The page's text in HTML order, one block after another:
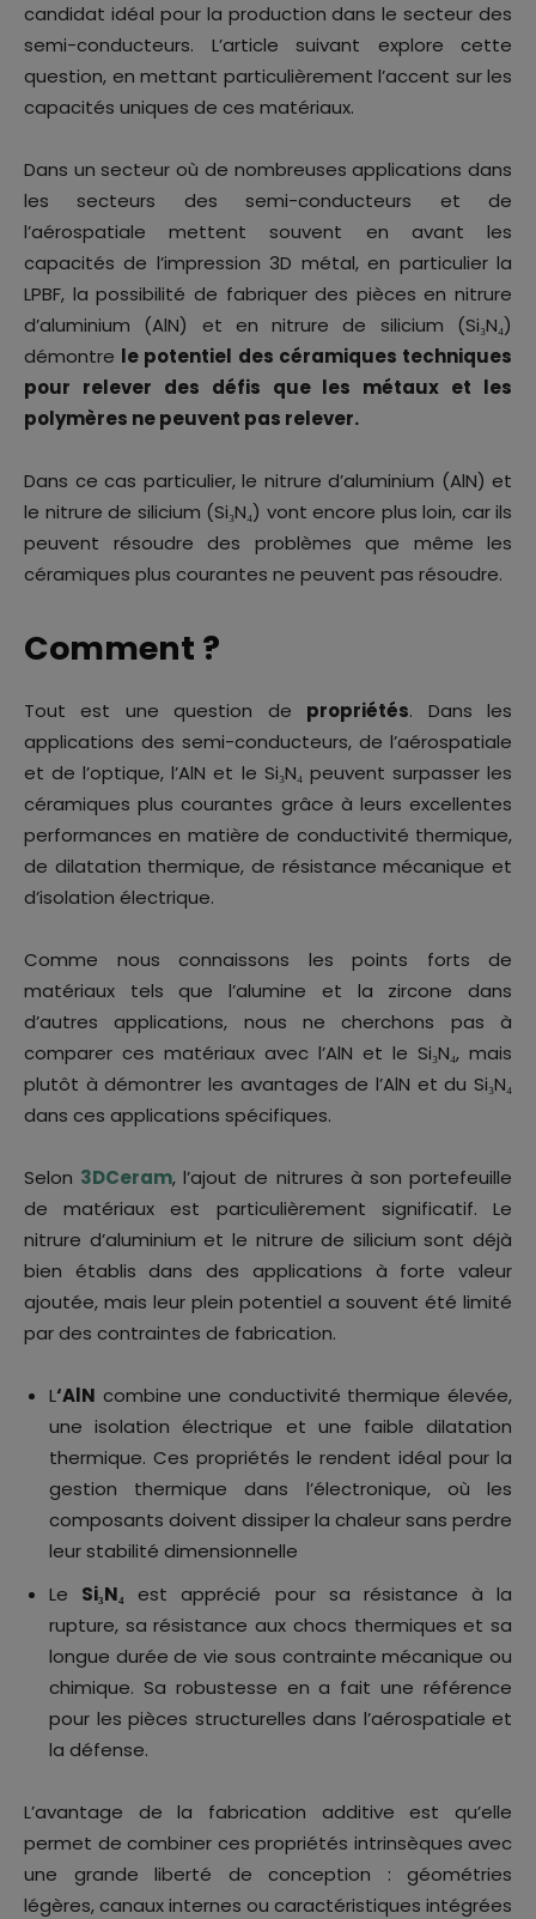
candidat idéal pour la production dans le secteur des
semi-conducteurs. L’article suivant explore cette
question, en mettant particulièrement l’accent sur les
capacités uniques de ces matériaux.
Dans un secteur où de nombreuses applications dans
les secteurs des semi-conducteurs et de
l’aérospatiale mettent souvent en avant les
capacités de l’impression 3D métal, en particulier la
LPBF, la possibilité de fabriquer des pièces en nitrure
d’aluminium (AlN) et en nitrure de silicium (Si₃N₄)
démontre le potentiel des céramiques techniques
pour relever des défis que les métaux et les
polymères ne peuvent pas relever.
Dans ce cas particulier, le nitrure d’aluminium (AlN) et
le nitrure de silicium (Si₃N₄) vont encore plus loin, car ils
peuvent résoudre des problèmes que même les
céramiques plus courantes ne peuvent pas résoudre.
Comment ?
Tout est une question de propriétés. Dans les
applications des semi-conducteurs, de l’aérospatiale
et de l’optique, l’AlN et le Si₃N₄ peuvent surpasser les
céramiques plus courantes grâce à leurs excellentes
performances en matière de conductivité thermique,
de dilatation thermique, de résistance mécanique et
d’isolation électrique.
Comme nous connaissons les points forts de
matériaux tels que l’alumine et la zircone dans
d’autres applications, nous ne cherchons pas à
comparer ces matériaux avec l’AlN et le Si₃N₄, mais
plutôt à démontrer les avantages de l’AlN et du Si₃N₄
dans ces applications spécifiques.
Selon 3DCeram, l’ajout de nitrures à son portefeuille
de matériaux est particulièrement significatif. Le
nitrure d’aluminium et le nitrure de silicium sont déjà
bien établis dans des applications à forte valeur
ajoutée, mais leur plein potentiel a souvent été limité
par des contraintes de fabrication.
L‘AlN combine une conductivité thermique élevée,
une isolation électrique et une faible dilatation
thermique. Ces propriétés le rendent idéal pour la
gestion thermique dans l’électronique, où les
composants doivent dissiper la chaleur sans perdre
leur stabilité dimensionnelle
Le Si₃N₄ est apprécié pour sa résistance à la
rupture, sa résistance aux chocs thermiques et sa
longue durée de vie sous contrainte mécanique ou
chimique. Sa robustesse en a fait une référence
pour les pièces structurelles dans l’aérospatiale et
la défense.
L’avantage de la fabrication additive est qu’elle
permet de combiner ces propriétés intrinsèques avec
une grande liberté de conception : géométries
légères, canaux internes ou caractéristiques intégrées